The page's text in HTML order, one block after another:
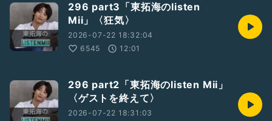
296 part3「東拓海のlisten
Mii」〈狂気〉
2026-07-22 18:32:04
6545
12:01
296 part2「東拓海のlisten Mii」
〈ゲストを終えて〉
2026-07-22 18:31:03